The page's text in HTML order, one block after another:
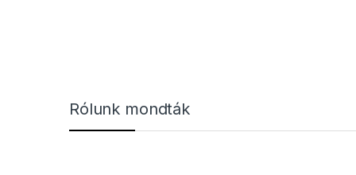
Márkák karusszel
Rólunk mondták